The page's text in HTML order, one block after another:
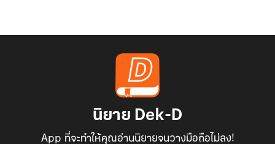
นิยาย Dek-D
App ที่จะทำให้คุณอ่านนิยายจนวางมือถือไม่ลง!